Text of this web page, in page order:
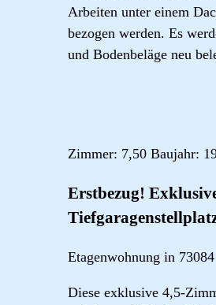
Arbeiten unter einem
bezogen werden. Es
und Bodenbeläge neu
Zimmer: 7,50 Baujahr:
Erstbezug!
Etagenwohnung in 73084
Diese exklusive 4,5-